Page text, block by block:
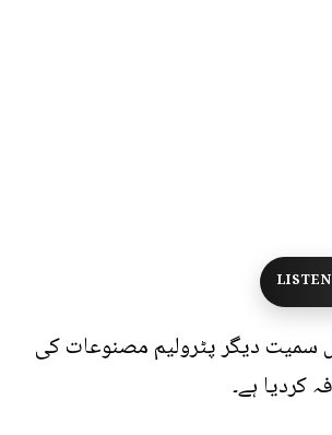
سمیت دیگر پٹرولیم مصنوعات کی
کردیا ہے۔